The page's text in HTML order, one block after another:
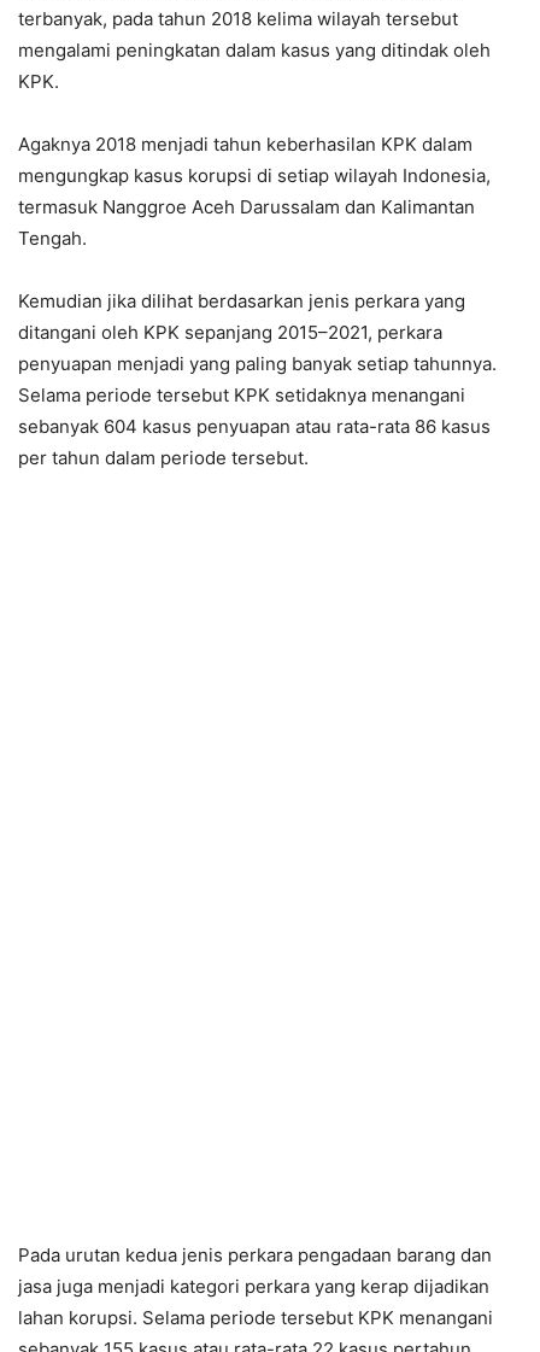
terbanyak, pada tahun 2018 kelima wilayah tersebut
mengalami peningkatan dalam kasus yang ditindak oleh
KPK.
Agaknya 2018 menjadi tahun keberhasilan KPK dalam
mengungkap kasus korupsi di setiap wilayah Indonesia,
termasuk Nanggroe Aceh Darussalam dan Kalimantan
Tengah.
Kemudian jika dilihat berdasarkan jenis perkara yang
ditangani oleh KPK sepanjang 2015–2021, perkara
penyuapan menjadi yang paling banyak setiap tahunnya.
Selama periode tersebut KPK setidaknya menangani
sebanyak 604 kasus penyuapan atau rata-rata 86 kasus
per tahun dalam periode tersebut.
Pada urutan kedua jenis perkara pengadaan barang dan
jasa juga menjadi kategori perkara yang kerap dijadikan
lahan korupsi. Selama periode tersebut KPK menangani